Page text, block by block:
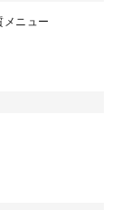
メニュー